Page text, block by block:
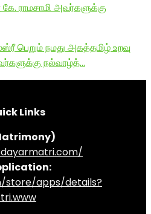
ராமசாமி அவர்களுக்கு
பெறும் நமது அகத்தமிழ் உறவு
நல்வாழ்த்…
Links
store/apps/details?